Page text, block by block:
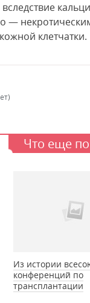
—
клетчатки.
Что еще
Из истории
конференций по
трансплантации